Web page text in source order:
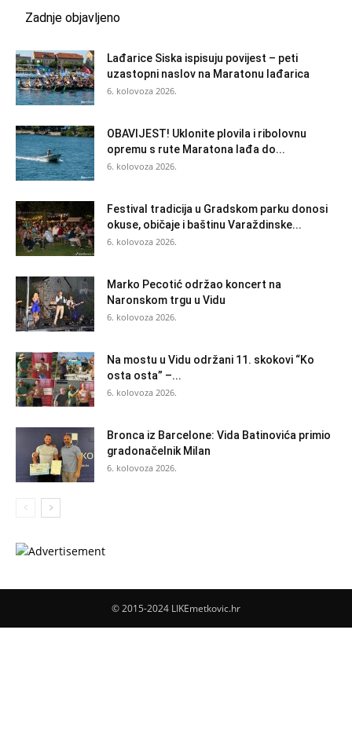
Zadnje objavljeno
Lađarice Siska ispisuju povijest – peti
uzastopni naslov na Maratonu lađarica
6. kolovoza 2026.
OBAVIJEST! Uklonite plovila i ribolovnu
opremu s rute Maratona lađa do...
6. kolovoza 2026.
Festival tradicija u Gradskom parku donosi
okuse, običaje i baštinu Varaždinske...
6. kolovoza 2026.
Marko Pecotić održao koncert na
Naronskom trgu u Vidu
6. kolovoza 2026.
Na mostu u Vidu održani 11. skokovi “Ko
osta osta” –...
6. kolovoza 2026.
Bronca iz Barcelone: Vida Batinovića primio
gradonačelnik Milan
6. kolovoza 2026.
© 2015-2024 LIKEmetkovic.hr